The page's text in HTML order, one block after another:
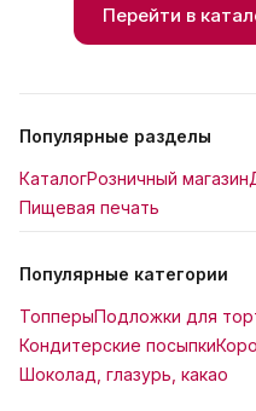
Перейти в
Популярные разделы
КаталогРозничный магазин
Пищевая печать
Популярные категории
ТопперыПодложки для
Кондитерские посыпки
Шоколад, глазурь, какао